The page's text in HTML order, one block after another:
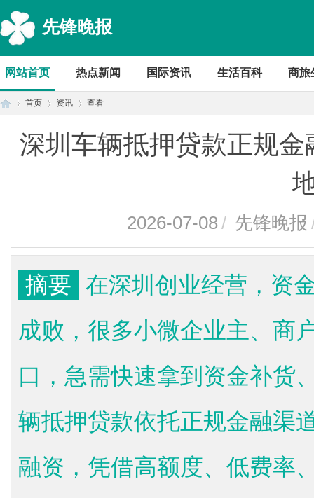
先锋晚报
网站首页 热点新闻 国际资讯 生活百科 商旅
首页 资讯 查看
深圳车辆抵押贷款正规
2026-07-08/ 先锋晚报
摘要 在深圳创业经营，资
成败，很多小微企业主、商
口，急需快速拿到资金补货
辆抵押贷款依托正规金融渠
融资，凭借高额度、低费率